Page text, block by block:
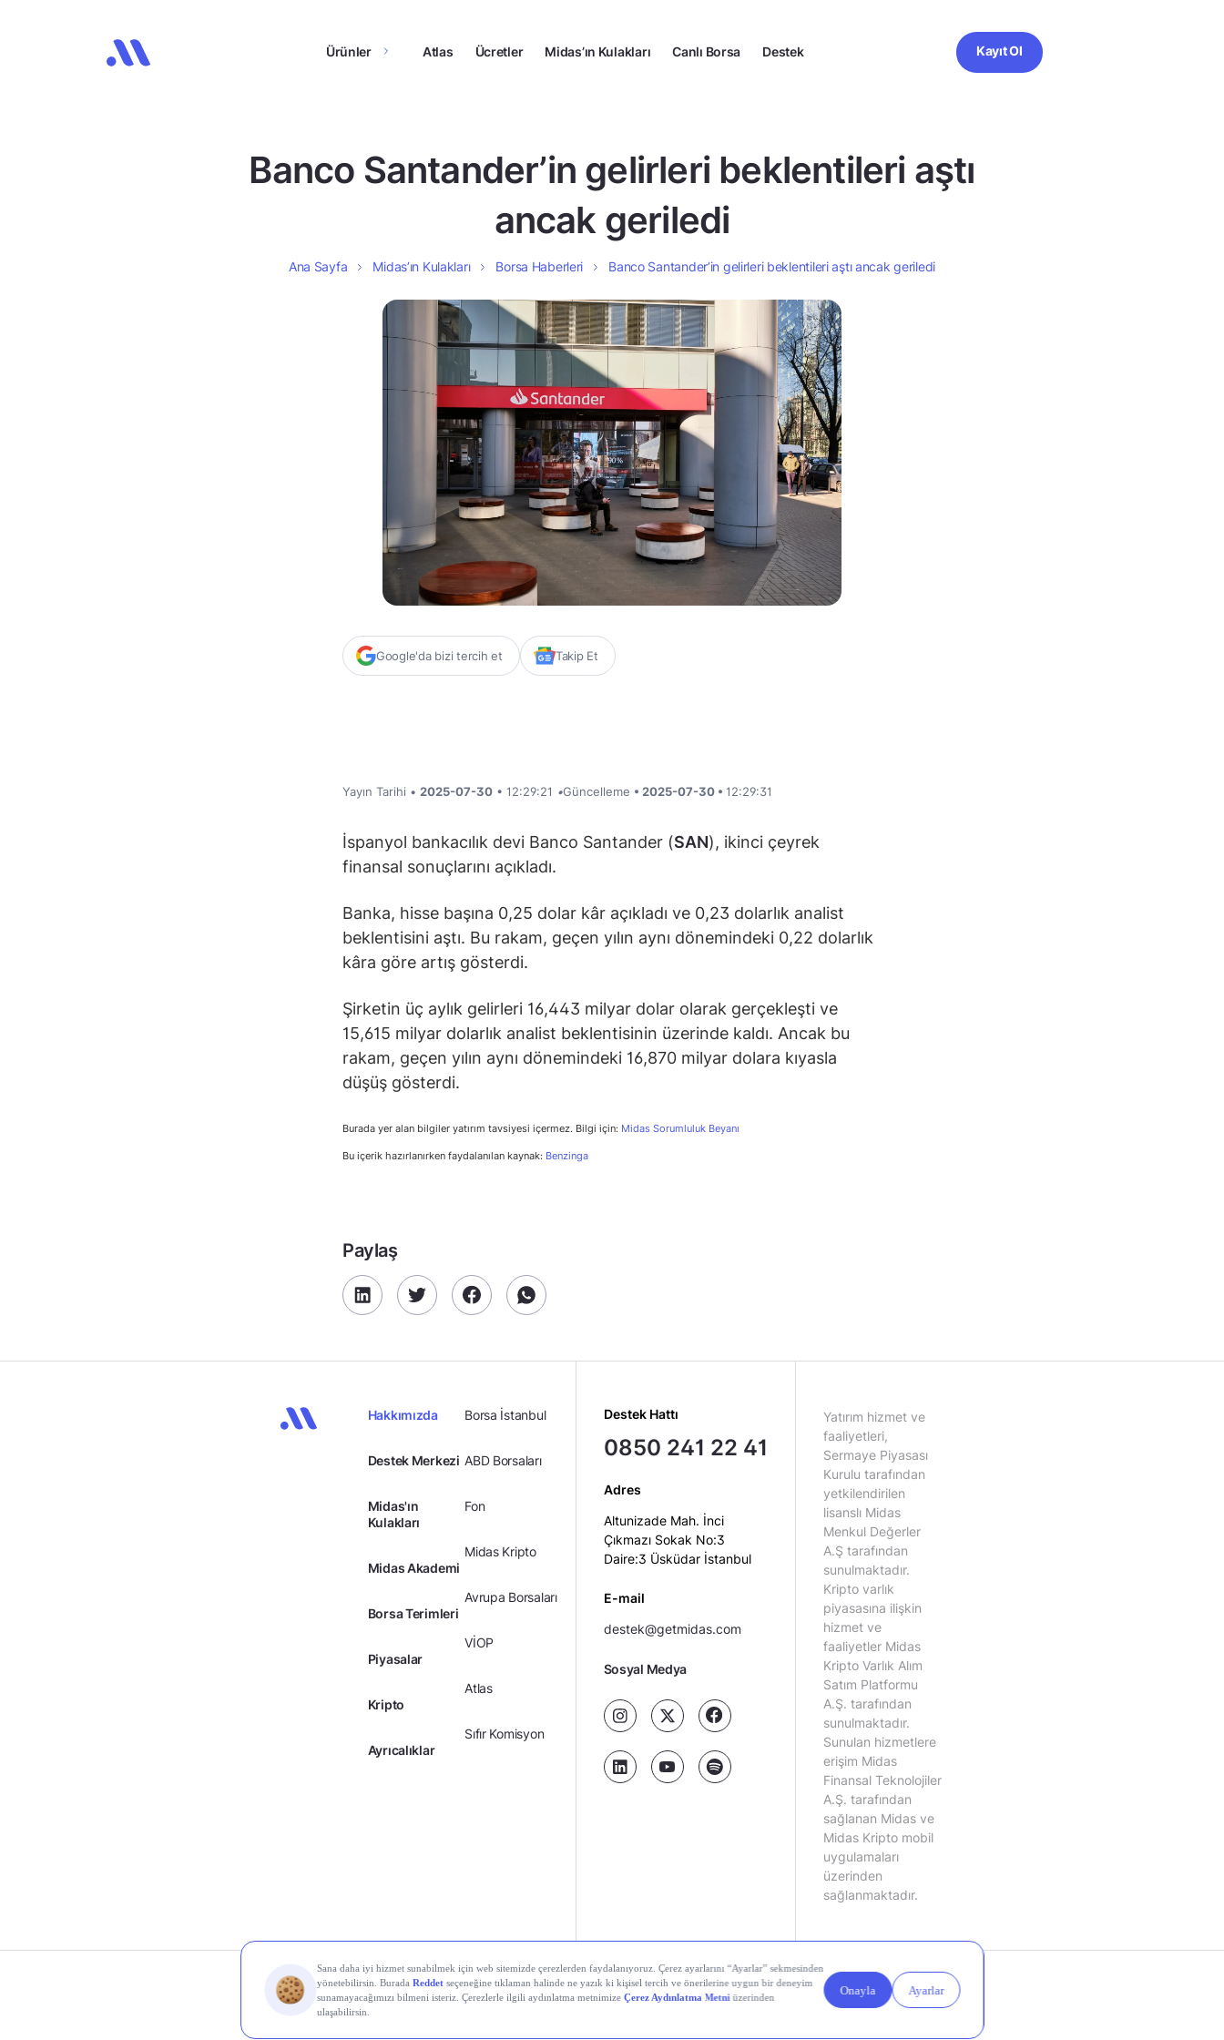
Ürünler Atlas Ücretler Midas’ın Kulakları Canlı Borsa Destek Kayıt Ol
Banco Santander’in gelirleri beklentileri aştı
ancak geriledi
Ana Sayfa Midas’ın Kulakları Borsa Haberleri Banco Santander’in gelirleri beklentileri aştı ancak geriledi
Google'da bizi tercih et Takip Et
Yayın Tarihi • 2025-07-30 • 12:29:21 •Güncelleme • 2025-07-30 • 12:29:31
İspanyol bankacılık devi Banco Santander (SAN), ikinci çeyrek
finansal sonuçlarını açıkladı.
Banka, hisse başına 0,25 dolar kâr açıkladı ve 0,23 dolarlık analist
beklentisini aştı. Bu rakam, geçen yılın aynı dönemindeki 0,22 dolarlık
kâra göre artış gösterdi.
Şirketin üç aylık gelirleri 16,443 milyar dolar olarak gerçekleşti ve
15,615 milyar dolarlık analist beklentisinin üzerinde kaldı. Ancak bu
rakam, geçen yılın aynı dönemindeki 16,870 milyar dolara kıyasla
düşüş gösterdi.
Burada yer alan bilgiler yatırım tavsiyesi içermez. Bilgi için: Midas Sorumluluk Beyanı
Bu içerik hazırlanırken faydalanılan kaynak: Benzinga
Paylaş